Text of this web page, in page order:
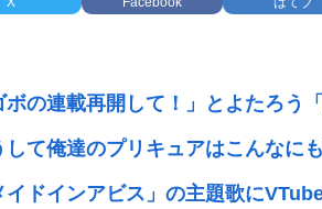
の連載再開して！」とよたろう
して俺達のプリキュアはこんなに
イドインアビス」の主題歌に